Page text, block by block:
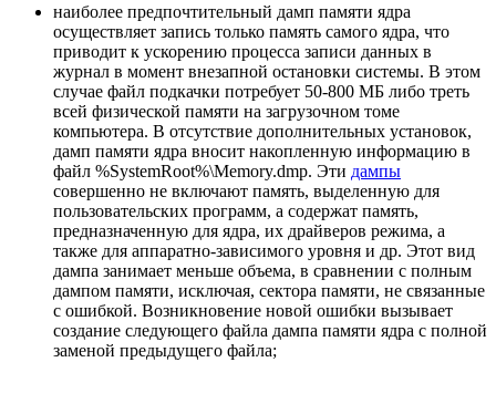
наиболее предпочтительный дамп памяти ядра
осуществляет запись только память самого ядра, что
приводит к ускорению процесса записи данных в
журнал в момент внезапной остановки системы. В этом
случае файл подкачки потребует 50-800 МБ либо треть
всей физической памяти на загрузочном томе
компьютера. В отсутствие дополнительных установок,
дамп памяти ядра вносит накопленную информацию в
файл %SystemRoot%\Memory.dmp. Эти дампы
совершенно не включают память, выделенную для
пользовательских программ, а содержат память,
предназначенную для ядра, их драйверов режима, а
также для аппаратно-зависимого уровня и др. Этот вид
дампа занимает меньше объема, в сравнении с полным
дампом памяти, исключая, сектора памяти, не связанные
с ошибкой. Возникновение новой ошибки вызывает
создание следующего файла дампа памяти ядра с полной
заменой предыдущего файла;